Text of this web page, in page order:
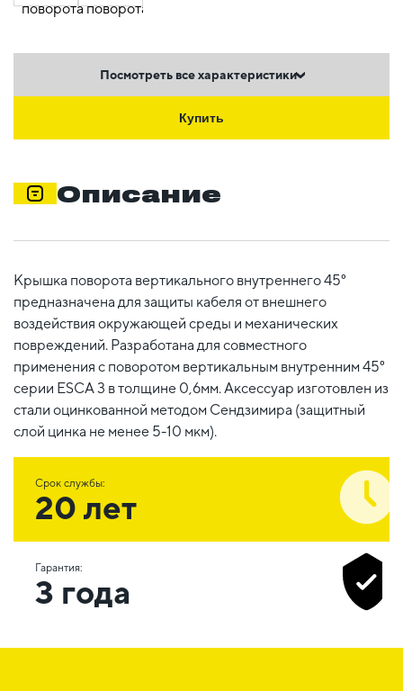
Посмотреть все характеристики
Купить
Описание
Крышка поворота вертикального внутреннего 45°
предназначена для защиты кабеля от внешнего
воздействия окружающей среды и механических
повреждений. Разработана для совместного
применения с поворотом вертикальным внутренним 45°
серии ESCA 3 в толщине 0,6мм. Аксессуар изготовлен из
стали оцинкованной методом Сендзимира (защитный
слой цинка не менее 5-10 мкм).
Срок службы:
20 лет
Гарантия:
3 года